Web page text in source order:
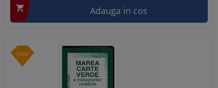
 Adauga in cos
nou